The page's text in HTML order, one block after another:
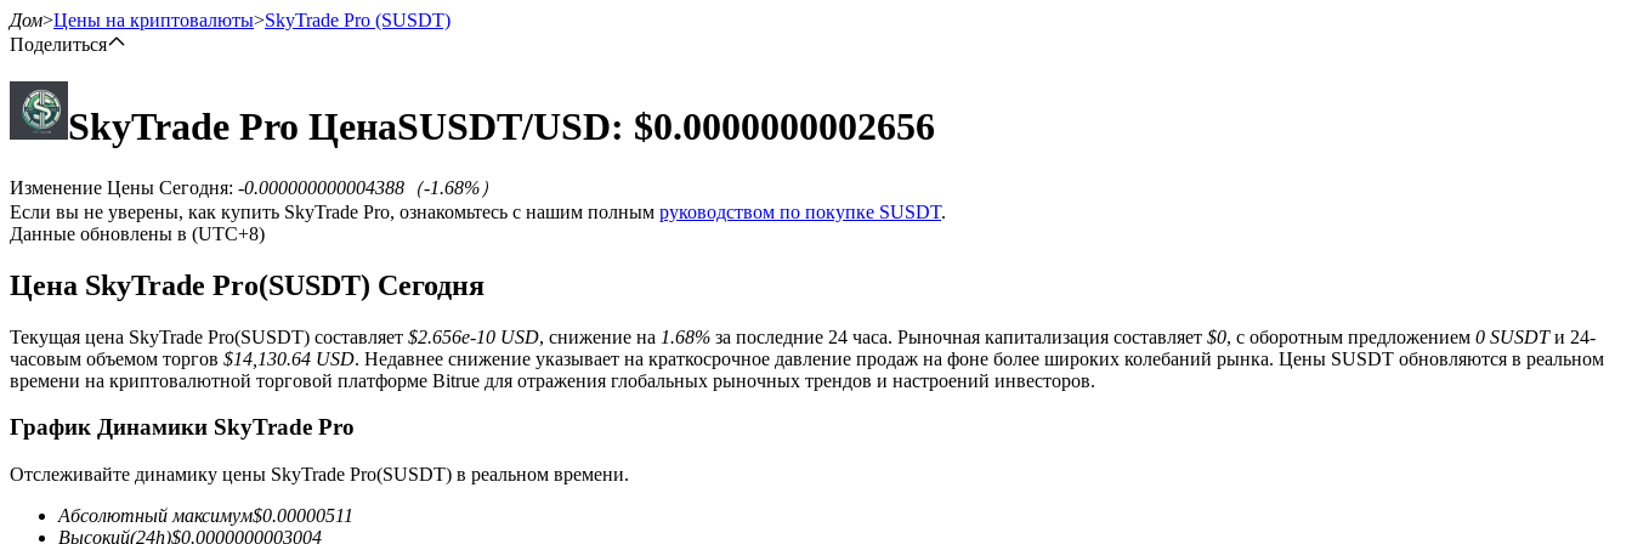
Фьючерсы
USDT-фьючерсы
Дом>Цены на криптовалюты>SkyTrade Pro (SUSDT)
Поделиться
SkyTrade Pro ЦенаSUSDT/USD: $0.0000000002656
Изменение Цены Сегодня: -0.000000000004388 （-1.68%）
Если вы не уверены, как купить SkyTrade Pro, ознакомьтесь с нашим полным руководством по покупке SUSDT.
Данные обновлены в (UTC+8)
Цена SkyTrade Pro(SUSDT) Сегодня
Текущая цена SkyTrade Pro(SUSDT) составляет $2.656e-10 USD, снижение на 1.68% за последние 24 часа. Рыночная капитализация составляет $0, с оборотным предложением 0 SUSDTи 24-
часовым объемом торгов $14,130.64 USD. Недавнее снижение указывает на краткосрочное давление продаж на фоне более широких колебаний рынка. Цены SUSDT обновляются в реальном
времени на криптовалютной торговой платформе Bitrue для отражения глобальных рыночных трендов и настроений инвесторов.
График Динамики SkyTrade Pro
Отслеживайте динамику цены SkyTrade Pro(SUSDT) в реальном времени.
Абсолютный максимум$0.00000511
Высокий(24h)$0.0000000003004